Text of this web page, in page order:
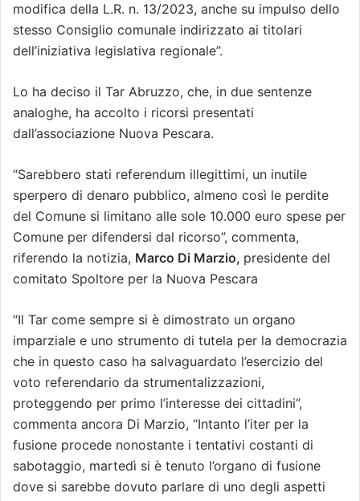
modifica della L.R. n. 13/2023, anche su impulso dello
stesso Consiglio comunale indirizzato ai titolari
dell’iniziativa legislativa regionale”.
Lo ha deciso il Tar Abruzzo, che, in due sentenze
analoghe, ha accolto i ricorsi presentati
dall’associazione Nuova Pescara.
“Sarebbero stati referendum illegittimi, un inutile
sperpero di denaro pubblico, almeno così le perdite
del Comune si limitano alle sole 10.000 euro spese per
Comune per difendersi dal ricorso”, commenta,
riferendo la notizia, Marco Di Marzio, presidente del
comitato Spoltore per la Nuova Pescara
“Il Tar come sempre si è dimostrato un organo
imparziale e uno strumento di tutela per la democrazia
che in questo caso ha salvaguardato l’esercizio del
voto referendario da strumentalizzazioni,
proteggendo per primo l’interesse dei cittadini”,
commenta ancora Di Marzio, “Intanto l’iter per la
fusione procede nonostante i tentativi costanti di
sabotaggio, martedì si è tenuto l’organo di fusione
dove si sarebbe dovuto parlare di uno degli aspetti